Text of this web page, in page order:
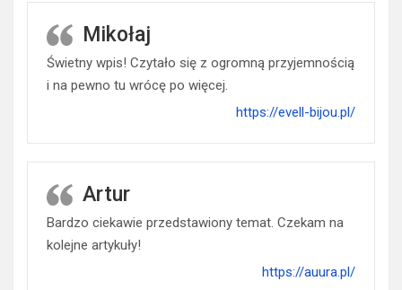
Mikołaj
Świetny wpis! Czytało się z ogromną przyjemnością
i na pewno tu wrócę po więcej.
https://evell-bijou.pl/
Artur
Bardzo ciekawie przedstawiony temat. Czekam na
kolejne artykuły!
https://auura.pl/